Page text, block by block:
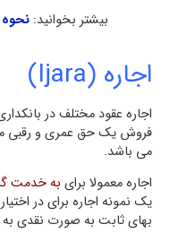
بیشتر بخوانید:
اجاره (Ijara)
اجاره عقود مختلف در
فروش يك حق عمري و رقبي
می باشد.
اجاره معمولا براي به خدمت
یک نمونه اجاره برای در
بهاي ثابت به صورت نقدي به